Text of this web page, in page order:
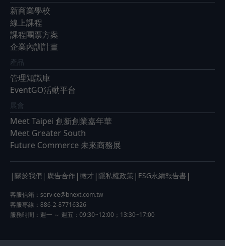
新商業學校
線上課程
課程團票方案
企業內訓計畫
產品
管理知識庫
EventGO活動平台
展會
Meet Taipei 創新創業嘉年華
Meet Greater South
Future Commerce 未來商務展
| 關於我們 | 廣告合作 | 徵才 | 隱私權政策 | ESG永續報告書 |
客服信箱： service@bnext.com.tw
客服專線：886-2-87716326
服務時間：週一 ～ 週五：09:30~12:00；13:30~17:00